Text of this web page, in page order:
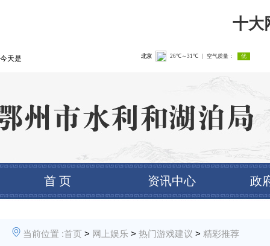
十大
今天是
首 页 资讯中心 政
当前位置 :首页 > 网上娱乐 > 热门游戏建议 > 精彩推荐